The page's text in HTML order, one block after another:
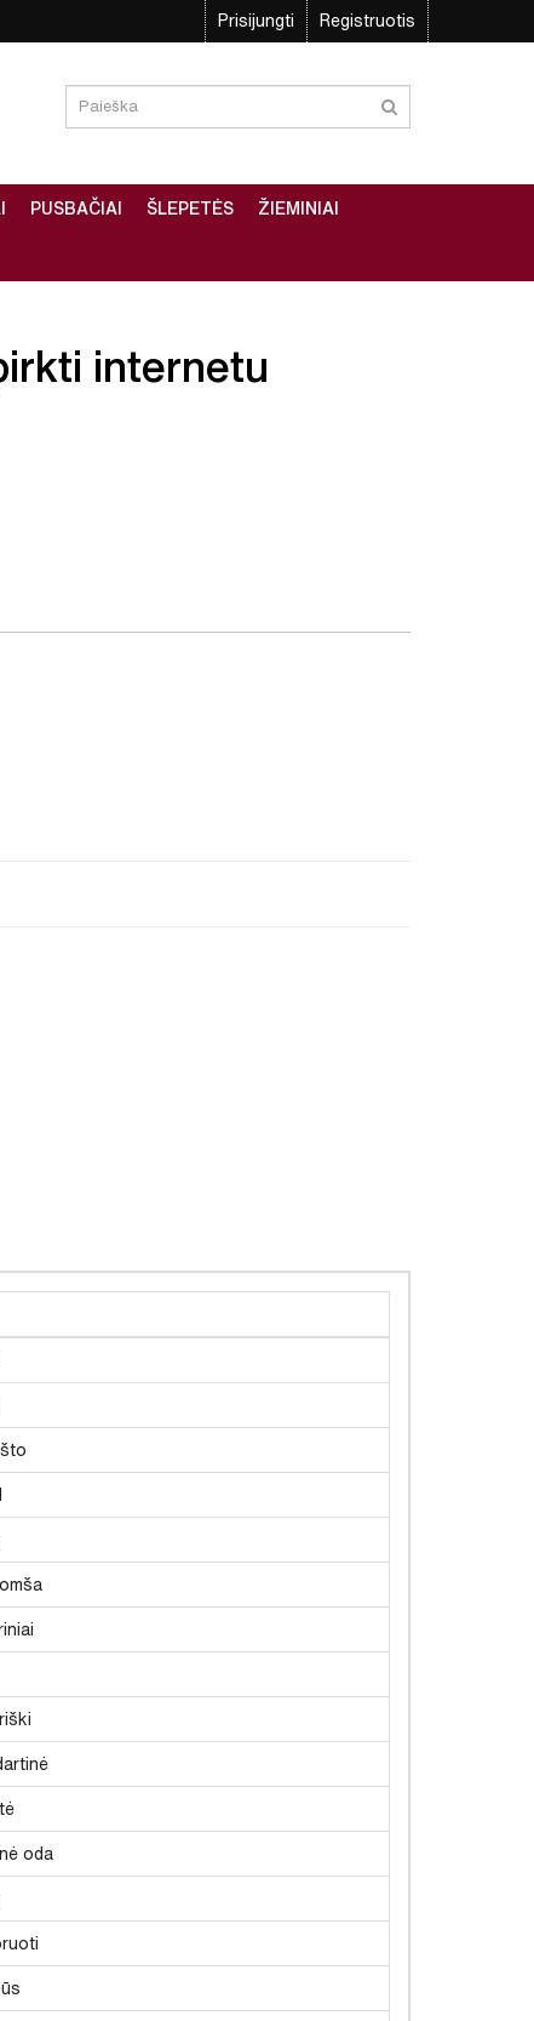
Prisijungti Registruotis
PUSBAČIAI ŠLEPETĖS ŽIEMINIAI
internetu
oda